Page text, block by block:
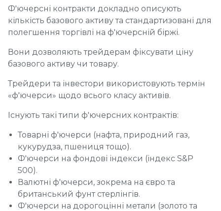
Ф'ючерсні контракти докладно описують
кількість базового активу та стандартизовані для
полегшення торгівлі на ф'ючерсній біржі.
Вони дозволяють трейдерам фіксувати ціну
базового активу чи товару.
Трейдери та інвестори використовують термін
«ф'ючерси» щодо всього класу активів.
Існують такі типи ф'ючерсних контрактів:
Товарні ф'ючерси (нафта, природний газ,
кукурудза, пшениця тощо).
Ф'ючерси на фондові індекси (індекс S&P
500).
Валютні ф'ючерси, зокрема на євро та
британський фунт стерлінгів.
Ф'ючерси на дорогоцінні метали (золото та